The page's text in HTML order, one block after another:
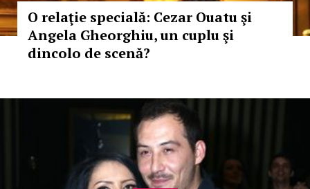
O relaţie specială: Cezar Ouatu şi
Angela Gheorghiu, un cuplu şi
dincolo de scenă?